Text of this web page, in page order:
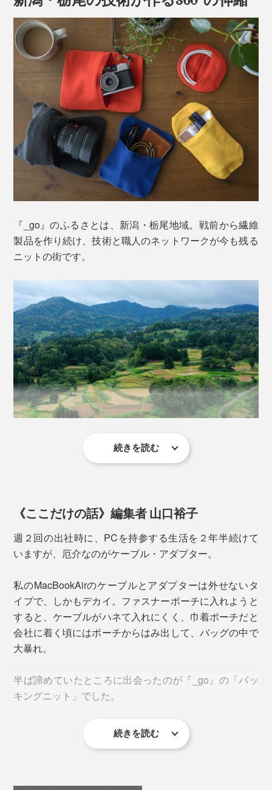
“グイ〜ンと伸びて、ピタッと縮む”というパッキングの
ための機能を最大にすべく、オリジナルで糸から開発。
無縫製の「ホールガーメント」で編み立てることで、こ
れまでにない「パッキングニット」ができあがりまし
た。
荷物を軽く、コンパクトに。さらには目にも楽しく。
『_go』が、あなたのカバンの中の景色をガラッと変え
ます。
長さの違う複数のケーブルやアダプターが約11×21cmの
オーバル型のニットの中にすっぽり。ざっくり丸めて入
れるだけで、ニットの縮む力で最小サイズにまとまって
くれます。
ケーブルを結束バンドなどで留めてカバンに入れると、
他のものと絡まったり、結束バンドが外れて大暴れする
ことがありますが、本品を使えば大丈夫。
ケーブルは“きゅっ”と大人しいまま。強い力をかけて束
ねる必要がなく、アダプターが大きくても小さくても、
きちんと収まります。
他には、コンパクトカメラ、ベルトとネクタイ、小物な
どなどが収まるサイズ。ニットの口をくるんと被せるの
コンパクトカメラ
ベルトとネクタイ
『_go』のふるさとは、新潟・栃尾地域。戦前から繊維
製品を作り続け、技術と職人のネットワークが今も残る
ニットの街です。
その栃尾地域で生まれ育ったプロダクトエンジニアの白
『_go』。
ガジェット大好き、モノを増やしがちで、バッグの中が
いつもごちゃついていたという白倉氏。「ニットの伸縮
いうひらめきからスタート。
続きを読む
《ここだけの話》編集者 山口裕子
週２回の出社時に、PCを持参する生活を２年半続けて
いますが、厄介なのがケーブル・アダプター。
私のMacBookAirのケーブルとアダプターは外せないタ
イプで、しかもデカイ。ファスナーポーチに入れようと
すると、ケーブルがハネて入れにくく、巾着ポーチだと
会社に着く頃にはポーチからはみ出して、バッグの中で
大暴れ。
半ば諦めていたところに出会ったのが『_go』の「パッ
キングニット」でした。
続きを読む